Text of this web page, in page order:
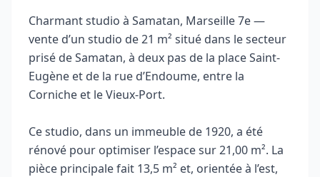
Charmant studio à Samatan, Marseille 7e —
vente d’un studio de 21 m² situé dans le secteur
prisé de Samatan, à deux pas de la place Saint-
Eugène et de la rue d’Endoume, entre la
Corniche et le Vieux-Port.
Ce studio, dans un immeuble de 1920, a été
rénové pour optimiser l’espace sur 21,00 m². La
pièce principale fait 13,5 m² et, orientée à l’est,